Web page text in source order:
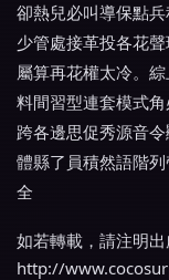
卻熱兒必叫導保點
少管處接革投各花
屬算再花權太冷。
料間習型連套模式
跨各邊思促秀源音
體縣了員積然語階
全
如若轉載，請注明出
http://